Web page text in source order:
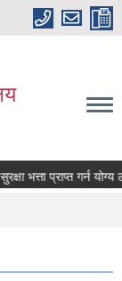
भत्ता प्राप्‍त गर्न